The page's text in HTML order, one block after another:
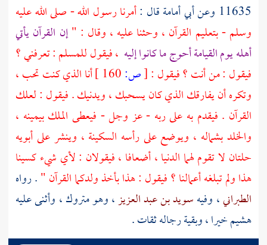
11635 وعن أبي أمامةقال :أمرنا رسول الله - صلى الله عليه
وسلم - بتعليم القرآن ، وحثنا عليه ، وقال : "إن القرآن يأتي
أهله يوم القيامة أحوج ما كانوا إليه ، فيقول للمسلم : تعرفني ؟
فيقول : من أنت ؟ فيقول :[ص:
أنا الذي كنت تحب ،
وتكره أن يفارقك الذي كان يسحبك ، ويدنيك . فيقول : لعلك
القرآن . فيقدم به على ربه - عز وجل - فيعطى الملك بيمينه ،
والخلد بشماله ، ويوضع على رأسه السكينة ، وينشر على أبويه
حلتان لا تقوم لهما الدنيا ، أضعافا ، فيقولان : لأي شيء كسينا
هذا ولم تبلغه أعمالنا ؟ فيقول : هذا بأخذ ولدكما القرآن ". رواه
الطبراني، وفيهسويد بن عبد العزيز، وهو متروك ، وأثنى عليه
هشيم خيرا ، وبقية رجاله ثقات .